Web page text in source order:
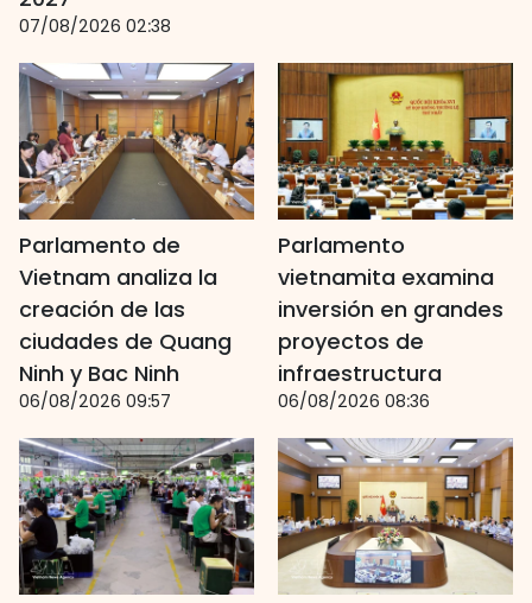
07/08/2026 02:38
Parlamento de
Vietnam analiza la
creación de las
ciudades de Quang
Ninh y Bac Ninh
06/08/2026 09:57
Parlamento
vietnamita examina
inversión en grandes
proyectos de
infraestructura
06/08/2026 08:36